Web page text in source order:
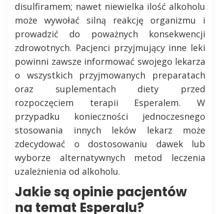
disulfiramem; nawet niewielka ilość alkoholu
może wywołać silną reakcję organizmu i
prowadzić do poważnych konsekwencji
zdrowotnych. Pacjenci przyjmujący inne leki
powinni zawsze informować swojego lekarza
o wszystkich przyjmowanych preparatach
oraz suplementach diety przed
rozpoczęciem terapii Esperalem. W
przypadku konieczności jednoczesnego
stosowania innych leków lekarz może
zdecydować o dostosowaniu dawek lub
wyborze alternatywnych metod leczenia
uzależnienia od alkoholu.
Jakie są opinie pacjentów
na temat Esperalu?